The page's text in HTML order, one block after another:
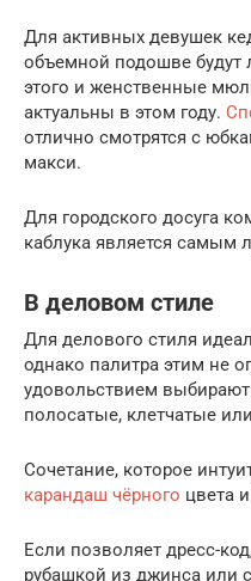
Для активных девушек
объемной подошве
этого и женственные
актуальны в этом году.
отлично смотрятся с
макси.
Для городского досуга
каблука является самым
В деловом стиле
Для делового стиля
однако палитра этим не
удовольствием
полосатые, клетчатые
Сочетание, которое
карандаш чёрного цвета
Если позволяет дресс-
рубашкой из джинса или